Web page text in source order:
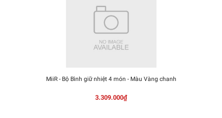
MiiR - Bộ Bình giữ nhiệt 4 món - Màu Vàng chanh
3.309.000₫